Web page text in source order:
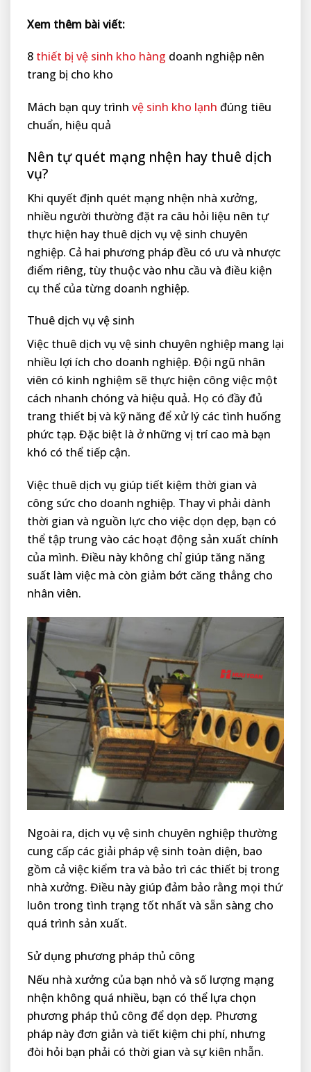
Xem thêm bài viết:
8 thiết bị vệ sinh kho hàng doanh nghiệp nên
trang bị cho kho
Mách bạn quy trình vệ sinh kho lạnh đúng tiêu
chuẩn, hiệu quả
Nên tự quét mạng nhện hay thuê dịch
vụ?
Khi quyết định quét mạng nhện nhà xưởng,
nhiều người thường đặt ra câu hỏi liệu nên tự
thực hiện hay thuê dịch vụ vệ sinh chuyên
nghiệp. Cả hai phương pháp đều có ưu và nhược
điểm riêng, tùy thuộc vào nhu cầu và điều kiện
cụ thể của từng doanh nghiệp.
Thuê dịch vụ vệ sinh
Việc thuê dịch vụ vệ sinh chuyên nghiệp mang lại
nhiều lợi ích cho doanh nghiệp. Đội ngũ nhân
viên có kinh nghiệm sẽ thực hiện công việc một
cách nhanh chóng và hiệu quả. Họ có đầy đủ
trang thiết bị và kỹ năng để xử lý các tình huống
phức tạp. Đặc biệt là ở những vị trí cao mà bạn
khó có thể tiếp cận.
Việc thuê dịch vụ giúp tiết kiệm thời gian và
công sức cho doanh nghiệp. Thay vì phải dành
thời gian và nguồn lực cho việc dọn dẹp, bạn có
thể tập trung vào các hoạt động sản xuất chính
của mình. Điều này không chỉ giúp tăng năng
suất làm việc mà còn giảm bớt căng thẳng cho
nhân viên.
Ngoài ra, dịch vụ vệ sinh chuyên nghiệp thường
cung cấp các giải pháp vệ sinh toàn diện, bao
gồm cả việc kiểm tra và bảo trì các thiết bị trong
nhà xưởng. Điều này giúp đảm bảo rằng mọi thứ
luôn trong tình trạng tốt nhất và sẵn sàng cho
quá trình sản xuất.
Sử dụng phương pháp thủ công
Nếu nhà xưởng của bạn nhỏ và số lượng mạng
nhện không quá nhiều, bạn có thể lựa chọn
phương pháp thủ công để dọn dẹp. Phương
pháp này đơn giản và tiết kiệm chi phí, nhưng
đòi hỏi bạn phải có thời gian và sự kiên nhẫn.